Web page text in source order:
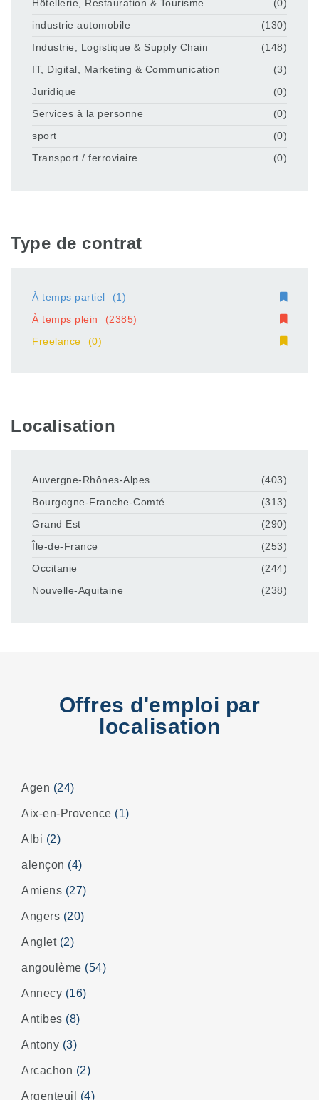
Hôtellerie, Restauration & Tourisme
(0)
industrie automobile
(130)
Industrie, Logistique & Supply Chain
(148)
IT, Digital, Marketing & Communication
(3)
Juridique
(0)
Services à la personne
(0)
sport
(0)
Transport / ferroviaire
(0)
Type de contrat
À temps partiel
(1)
À temps plein
(2385)
Freelance
(0)
Localisation
Auvergne-Rhônes-Alpes
(403)
Bourgogne-Franche-Comté
(313)
Grand Est
(290)
Île-de-France
(253)
Occitanie
(244)
Nouvelle-Aquitaine
(238)
Offres d'emploi par
localisation
Agen (24)
Aix-en-Provence (1)
Albi (2)
alençon (4)
Amiens (27)
Angers (20)
Anglet (2)
angoulème (54)
Annecy (16)
Antibes (8)
Antony (3)
Arcachon (2)
Argenteuil (4)